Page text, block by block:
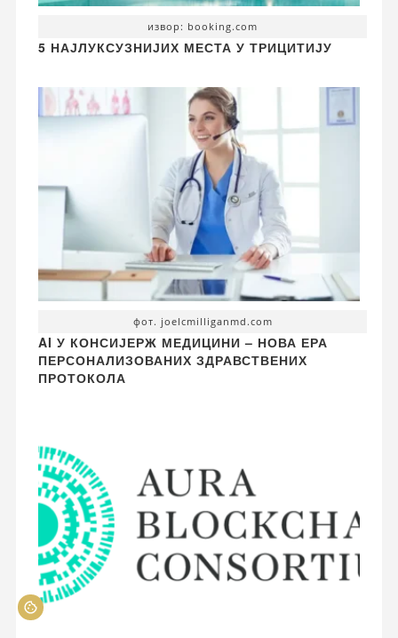
извор: booking.com
5 НАЈЛУКСУЗНИЈИХ МЕСТА У ТРИЦИТИЈУ
фот. joelcmilliganmd.com
AI У КОНСИЈЕРЖ МЕДИЦИНИ – НОВА ЕРА
ПЕРСОНАЛИЗОВАНИХ ЗДРАВСТВЕНИХ
ПРОТОКОЛА